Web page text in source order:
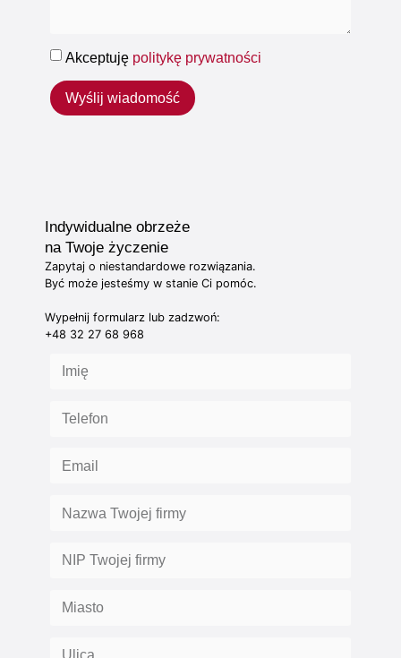
Akceptuję politykę prywatności
Wyślij wiadomość
Indywidualne obrzeże
na Twoje życzenie
Zapytaj o niestandardowe rozwiązania.
Być może jesteśmy w stanie Ci pomóc.
Wypełnij formularz lub zadzwoń:
+48 32 27 68 968